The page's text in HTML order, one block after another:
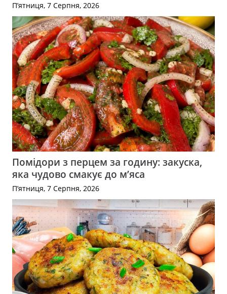
П’ятниця, 7 Серпня, 2026
Помідори з перцем за годину: закуска,
яка чудово смакує до м’яса
П’ятниця, 7 Серпня, 2026